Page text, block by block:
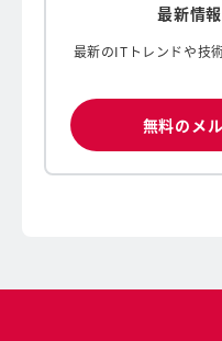
最新情
最新のITトレンドや技
無料のメ